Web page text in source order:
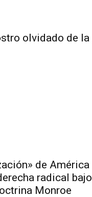
olvidado de la
de América
radical
Monroe